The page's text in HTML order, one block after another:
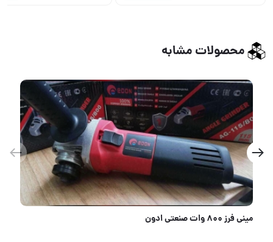
محصولات مشابه
مینی فرز ۸۰۰ وات صنعتی ادون